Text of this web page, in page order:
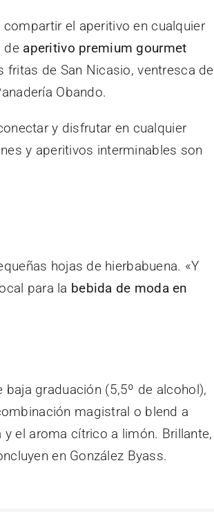
compartir el aperitivo en cualquier
de aperitivo premium gourmet
fritas de San Nicasio, ventresca de
Obando.
y disfrutar en cualquier
y aperitivos interminables son
hojas de hierbabuena. «Y
para la bebida de moda en
graduación (5,5º de alcohol),
magistral o blend a
el aroma cítrico a limón. Brillante,
en González Byass.